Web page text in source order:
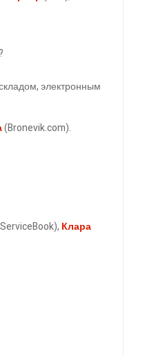
электронным
(Bronevik.com).
Клара